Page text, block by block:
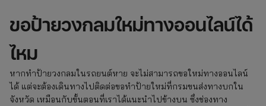
ขอป้ายวงกลมใหม่ทางออนไลน์ได้
ไหม
หากทำป้ายวงกลมในรถยนต์หาย จะไม่สามารถขอใหม่ทางออนไลน์
ได้ แต่จะต้องเดินทางไปติดต่อขอทำป้ายใหม่ที่กรมขนส่งทางบกใน
จังหวัด เหมือนกับขั้นตอนที่เราได้แนะนำไปข้างบน ซึ่งช่องทาง